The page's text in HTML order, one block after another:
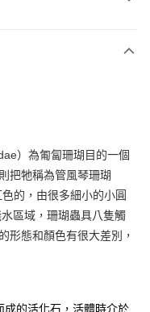
）為匍匐珊瑚目的一個
把牠稱為管風琴珊瑚
的，由很多細小的小圓
區域，珊瑚蟲具八隻觸
形態和顏色有很大差別，
的活化石，活體時介於